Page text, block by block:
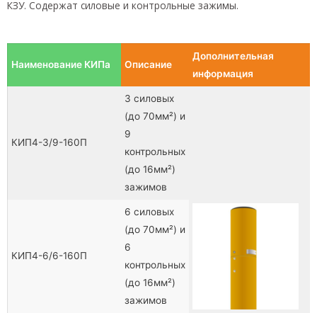
КЗУ. Содержат силовые и контрольные зажимы.
Наименование КИПа Описание
Дополнительная
информация
КИП4-3/9-160П
3 силовых
(до 70мм²) и
9
контрольных
(до 16мм²)
зажимов
КИП4-6/6-160П
6 силовых
(до 70мм²) и
6
контрольных
(до 16мм²)
зажимов